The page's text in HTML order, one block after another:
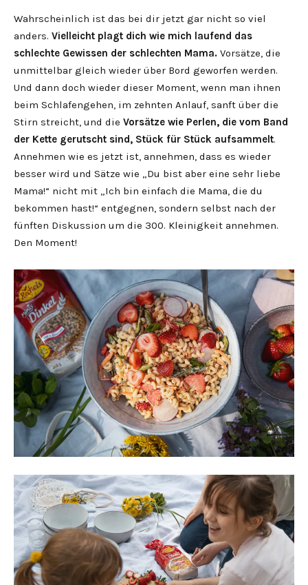
Wahrscheinlich ist das bei dir jetzt gar nicht so viel
anders. Vielleicht plagt dich wie mich laufend das
schlechte Gewissen der schlechten Mama. Vorsätze, die
unmittelbar gleich wieder über Bord geworfen werden.
Und dann doch wieder dieser Moment, wenn man ihnen
beim Schlafengehen, im zehnten Anlauf, sanft über die
Stirn streicht, und die Vorsätze wie Perlen, die vom Band
der Kette gerutscht sind, Stück für Stück aufsammelt.
Annehmen wie es jetzt ist, annehmen, dass es wieder
besser wird und Sätze wie „Du bist aber eine sehr liebe
Mama!“ nicht mit „Ich bin einfach die Mama, die du
bekommen hast!“ entgegnen, sondern selbst nach der
fünften Diskussion um die 300. Kleinigkeit annehmen.
Den Moment!